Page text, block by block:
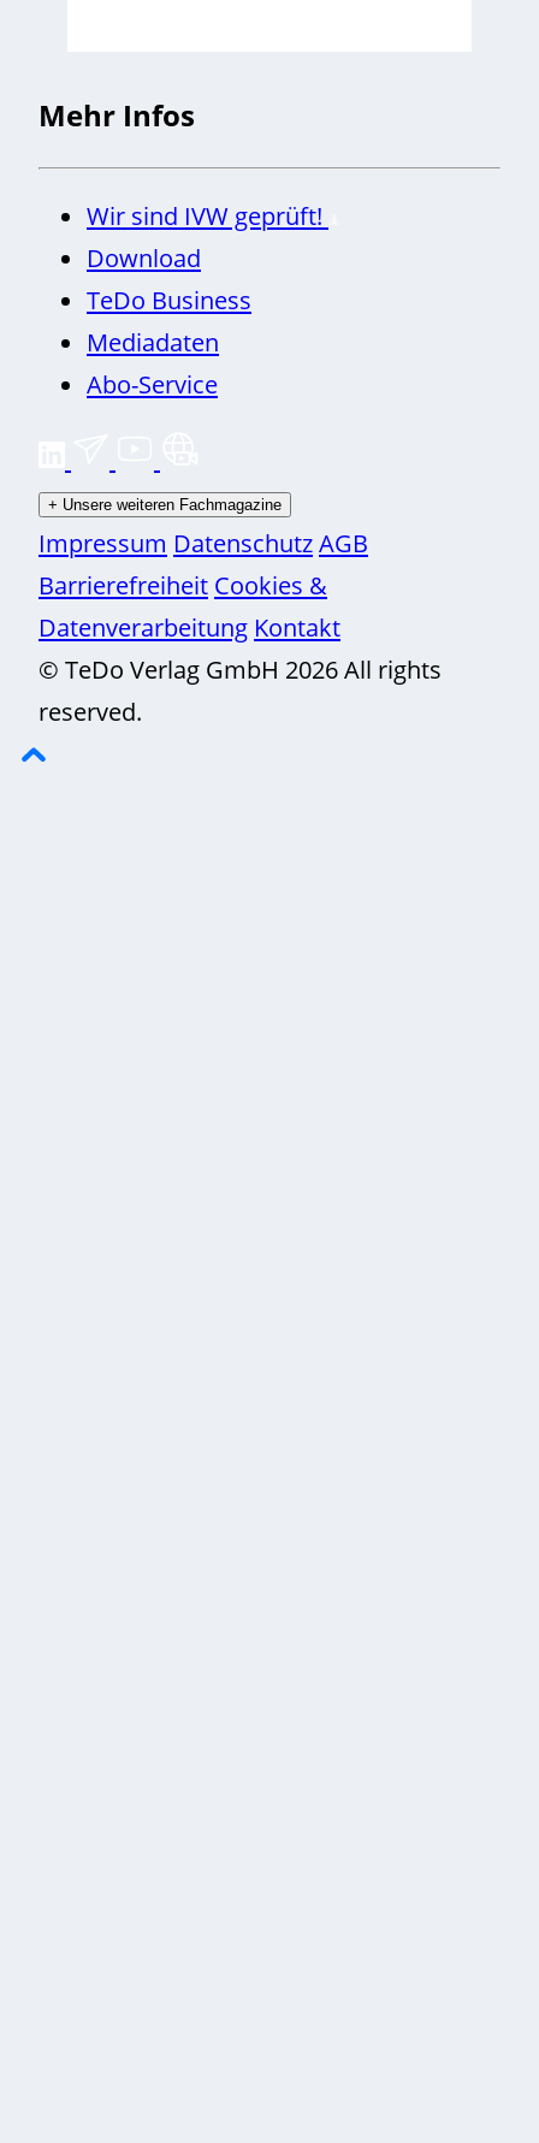
Mehr Infos
Wir sind IVW geprüft!
Download
TeDo Business
Mediadaten
Abo-Service
+ Unsere weiteren Fachmagazine
Impressum DatenschutzAGB
Barrierefreiheit Cookies &
Datenverarbeitung Kontakt
© TeDo Verlag GmbH 2026 All rights
reserved.